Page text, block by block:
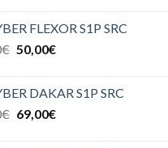
FLEXOR S1P SRC
€ 50,00€
DAKAR S1P SRC
€ 69,00€